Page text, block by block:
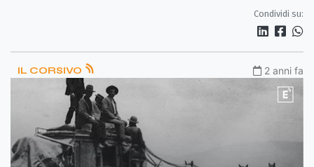
Condividi su:
IL CORSIVO 2 anni fa